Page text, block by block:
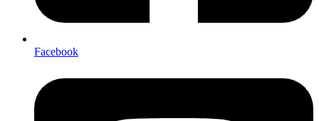
Facebook